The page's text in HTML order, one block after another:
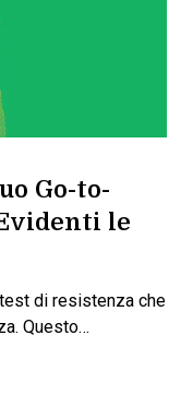
Go-to-
le
di resistenza che
Questo…